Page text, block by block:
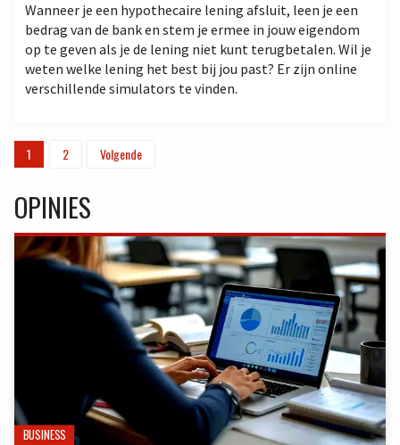
Wanneer je een hypothecaire lening afsluit, leen je een
bedrag van de bank en stem je ermee in jouw eigendom
op te geven als je de lening niet kunt terugbetalen. Wil je
weten welke lening het best bij jou past? Er zijn online
verschillende simulators te vinden.
1 2 Volgende
OPINIES
BUSINESS